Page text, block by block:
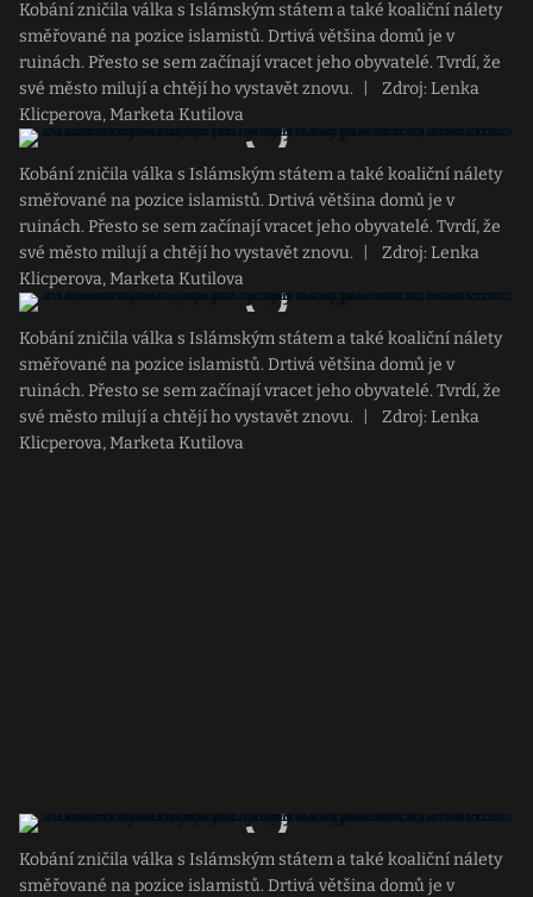
Kobání zničila válka s Islámským státem a také koaliční nálety
směřované na pozice islamistů. Drtivá většina domů je v
ruinách. Přesto se sem začínají vracet jeho obyvatelé. Tvrdí, že
své město milují a chtějí ho vystavět znovu.
Zdroj: Lenka
Klicperova, Marketa Kutilova
Kobání zničila válka s Islámským státem a také koaliční nálety
směřované na pozice islamistů. Drtivá většina domů je v
ruinách. Přesto se sem začínají vracet jeho obyvatelé. Tvrdí, že
své město milují a chtějí ho vystavět znovu.
Zdroj: Lenka
Klicperova, Marketa Kutilova
Kobání zničila válka s Islámským státem a také koaliční nálety
směřované na pozice islamistů. Drtivá většina domů je v
ruinách. Přesto se sem začínají vracet jeho obyvatelé. Tvrdí, že
své město milují a chtějí ho vystavět znovu.
Zdroj: Lenka
Klicperova, Marketa Kutilova
Kobání zničila válka s Islámským státem a také koaliční nálety
směřované na pozice islamistů. Drtivá většina domů je v